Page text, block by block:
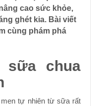
cao sức khỏe,
ghét kia. Bài viết
cùng phám phá
sữa chua
tự nhiên từ sữa rất